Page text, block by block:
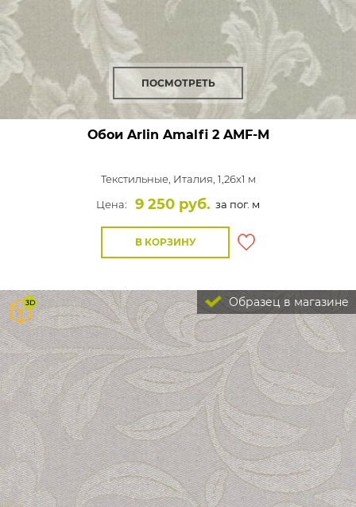
ПОСМОТРЕТЬ
Обои Arlin Amalfi2 AMF-M
Текстильные, Италия, 1,26x1 м
Цена:
9 250 руб. за пог. м
В КОРЗИНУ
Образец в магазине